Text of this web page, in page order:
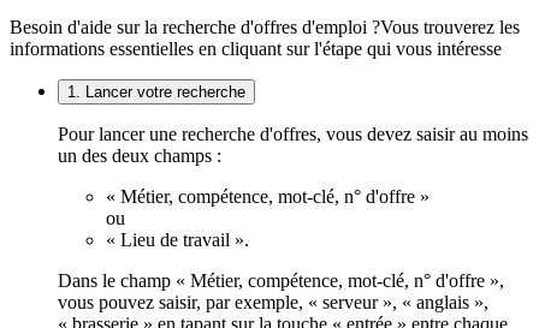
Besoin d'aide sur la recherche d'offres d'emploi ?Vous trouverez les
informations essentielles en cliquant sur l'étape qui vous intéresse
1. Lancer votre recherche
Pour lancer une recherche d'offres, vous devez saisir au moins
un des deux champs :
« Métier, compétence, mot-clé, n° d'offre »
ou
« Lieu de travail ».
Dans le champ « Métier, compétence, mot-clé, n° d'offre »,
vous pouvez saisir, par exemple, « serveur », « anglais »,
« brasserie » en tapant sur la touche « entrée » entre chaque